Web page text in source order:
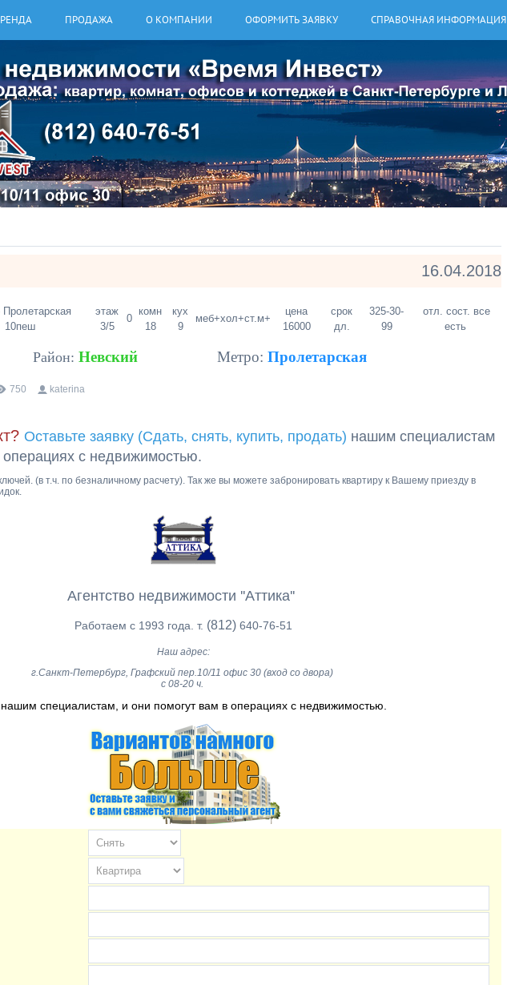
ПРОДАЖА О КОМПАНИИ ОФОРМИТЬ ЗАЯВКУ СПРАВОЧНАЯ ИНФОРМАЦИЯ
16.04.2018
Пролетарская
10пеш
этаж
3/5
0
комн
18
кух
9
меб+хол+ст.м+
цена
16000
срок
дл.
325-30-
99
отл. сост. все
есть
Район: Невский Метро: Пролетарская
750 katerina
Оставьте заявку (Сдать, снять, купить, продать) нашим специалистам
с недвижимостью.
(в т.ч. по безналичному расчету). Так же вы можете забронировать квартиру к Вашему приезду в
Агентство недвижимости ''Аттика''
Работаем с 1993 года. т. (812)640-76-51
Наш адрес:
г.Санкт-Петербург, Графский пер.10/11 офис 30 (вход со двора)
с 08-20 ч.
нашим специалистам, и они помогут вам в операциях с недвижимостью.